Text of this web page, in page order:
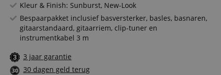
Kleur & Finish: Sunburst, New-Look
Bespaarpakket inclusief basversterker, basles, basnaren,
gitaarstandaard, gitaarriem, clip-tuner en
instrumentkabel 3 m
3 jaar garantie
30 dagen geld terug